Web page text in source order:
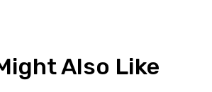
Also Like